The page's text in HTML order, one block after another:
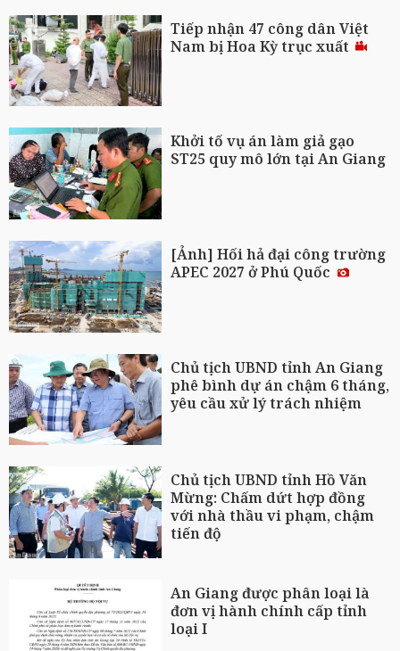
Tiếp nhận 47 công dân Việt
Nam bị Hoa Kỳ trục xuất
Khởi tố vụ án làm giả gạo
ST25 quy mô lớn tại An Giang
[Ảnh] Hối hả đại công trường
APEC 2027 ở Phú Quốc
Chủ tịch UBND tỉnh An Giang
phê bình dự án chậm 6 tháng,
yêu cầu xử lý trách nhiệm
Chủ tịch UBND tỉnh Hồ Văn
Mừng: Chấm dứt hợp đồng
với nhà thầu vi phạm, chậm
tiến độ
An Giang được phân loại là
đơn vị hành chính cấp tỉnh
loại I